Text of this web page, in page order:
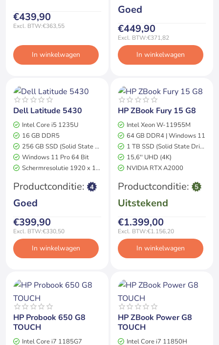
€439,90
Excl. BTW:€363,55
In winkelwagen
€449,90
Excl. BTW:€371,82
Goed
In winkelwagen
Op voorraad
2 jaar garantie
Dell Latitude 5430
Intel Core i5 1235U
16 GB DDR5
256 GB SSD (Solid State Drive)
Windows 11 Pro 64 Bit
Schermresolutie 1920 x 1080
€399,90
Excl. BTW:€330,50
Productconditie:
Goed
In winkelwagen
Grafisch Pro
2 jaar garantie
Uitverkocht
HP ZBook Fury 15 G8
Intel Xeon W-11955M
64 GB DDR4 | Windows 11
1 TB SSD (Solid State Drive)
15,6'' UHD (4K)
NVIDIA RTX A2000
€1.399,00
Excl. BTW:€1.156,20
Productconditie:
Uitstekend
In winkelwagen
Op voorraad
2 jaar garantie
HP Probook 650 G8
TOUCH
Intel Core i7 1185G7
Grafisch Pro
Op voorraad
2 jaar garantie
HP ZBook Power G8
TOUCH
Intel Core i7 11850H